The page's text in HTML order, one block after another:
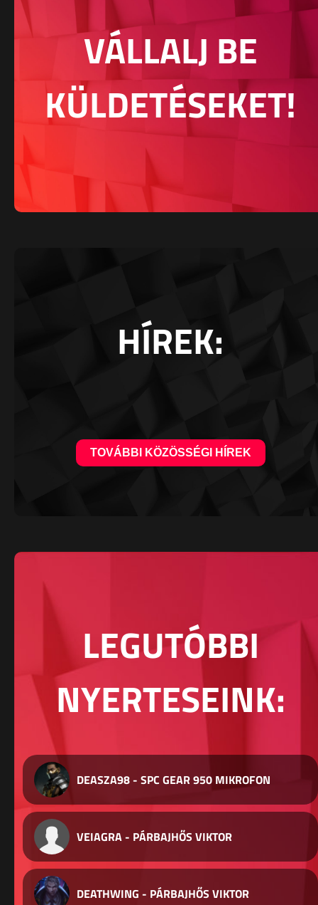
VÁLLALJ BE
KÜLDETÉSEKET!
HÍREK:
TOVÁBBI KÖZÖSSÉGI HÍREK
LEGUTÓBBI
NYERTESEINK:
DEASZA98 - SPC GEAR 950 MIKROFON
VEIAGRA - PÁRBAJHŐS VIKTOR
DEATHWING - PÁRBAJHŐS VIKTOR